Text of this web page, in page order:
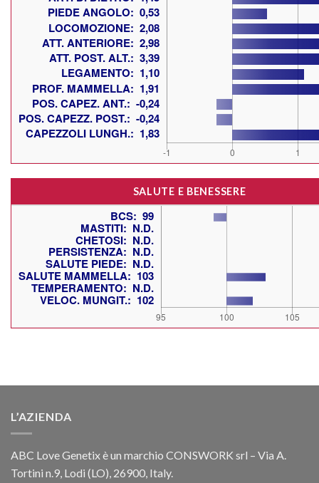
SALUTE E BENESSERE
L’AZIENDA
ABC Love Genetix è un marchio CONSWORK srl – Via A.
Tortini n.9, Lodi (LO), 26900, Italy.